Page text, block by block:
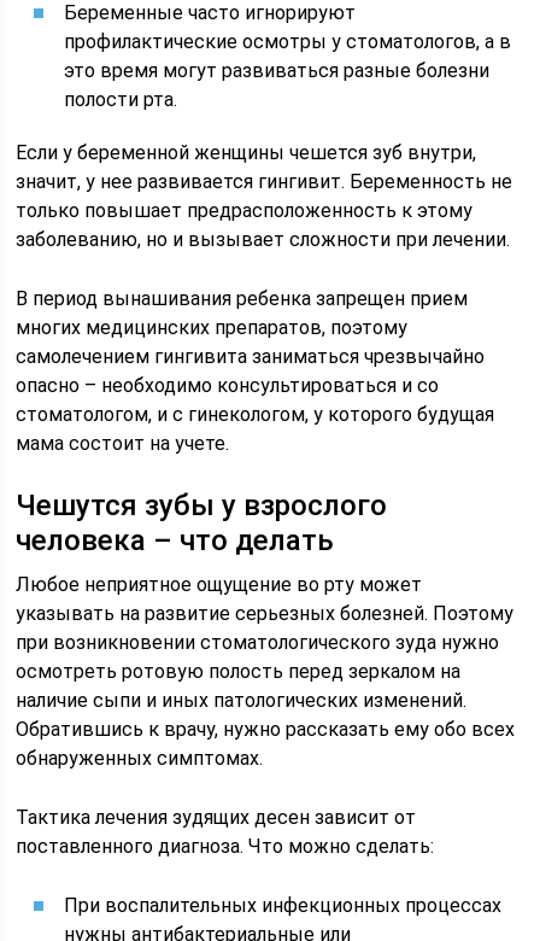
Беременные часто игнорируют
профилактические осмотры у стоматологов, а в
это время могут развиваться разные болезни
полости рта.
Если у беременной женщины чешется зуб внутри,
значит, у нее развивается гингивит. Беременность не
только повышает предрасположенность к этому
заболеванию, но и вызывает сложности при лечении.
В период вынашивания ребенка запрещен прием
многих медицинских препаратов, поэтому
самолечением гингивита заниматься чрезвычайно
опасно – необходимо консультироваться и со
стоматологом, и с гинекологом, у которого будущая
мама состоит на учете.
Чешутся зубы у взрослого
человека – что делать
Любое неприятное ощущение во рту может
указывать на развитие серьезных болезней. Поэтому
при возникновении стоматологического зуда нужно
осмотреть ротовую полость перед зеркалом на
наличие сыпи и иных патологических изменений.
Обратившись к врачу, нужно рассказать ему обо всех
обнаруженных симптомах.
Тактика лечения зудящих десен зависит от
поставленного диагноза. Что можно сделать:
При воспалительных инфекционных процессах
нужны антибактериальные или